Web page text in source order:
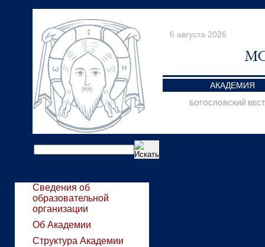
6 августа 2026
АКАДЕМИЯ
БОГОСЛОВСКИЙ
Сведения об
образовательной
организации
Об Академии
Структура Академии